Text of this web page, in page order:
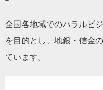
全国各地域でのハラルビ
を目的とし、地銀・信金
ています。